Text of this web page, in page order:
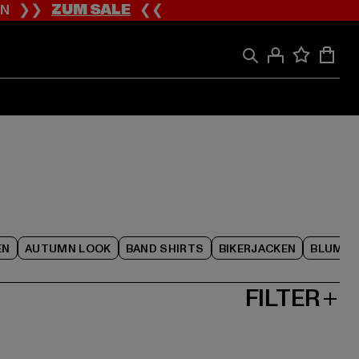
❯❯ZUM SALE❮❮
AUTUMN LOOK BAND SHIRTS BIKERJACKEN
FILTER